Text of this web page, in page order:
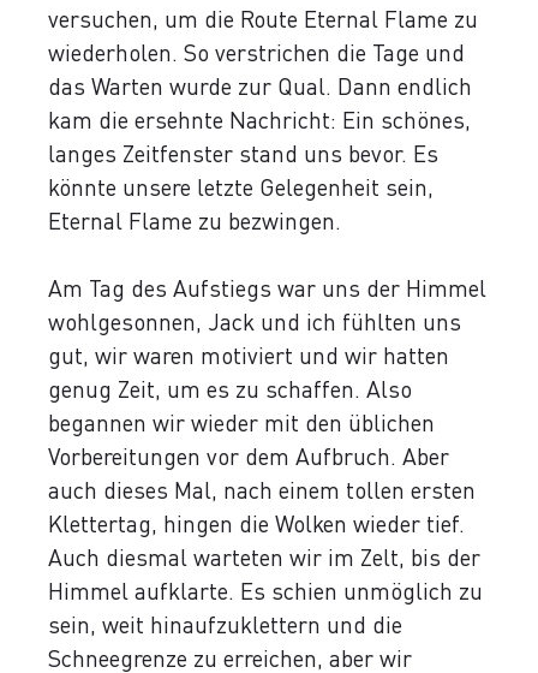
versuchen, um die Route Eternal Flame zu
wiederholen. So verstrichen die Tage und
das Warten wurde zur Qual. Dann endlich
kam die ersehnte Nachricht: Ein schönes,
langes Zeitfenster stand uns bevor. Es
könnte unsere letzte Gelegenheit sein,
Eternal Flame zu bezwingen.
Am Tag des Aufstiegs war uns der Himmel
wohlgesonnen, Jack und ich fühlten uns
gut, wir waren motiviert und wir hatten
genug Zeit, um es zu schaffen. Also
begannen wir wieder mit den üblichen
Vorbereitungen vor dem Aufbruch. Aber
auch dieses Mal, nach einem tollen ersten
Klettertag, hingen die Wolken wieder tief.
Auch diesmal warteten wir im Zelt, bis der
Himmel aufklarte. Es schien unmöglich zu
sein, weit hinaufzuklettern und die
Schneegrenze zu erreichen, aber wir